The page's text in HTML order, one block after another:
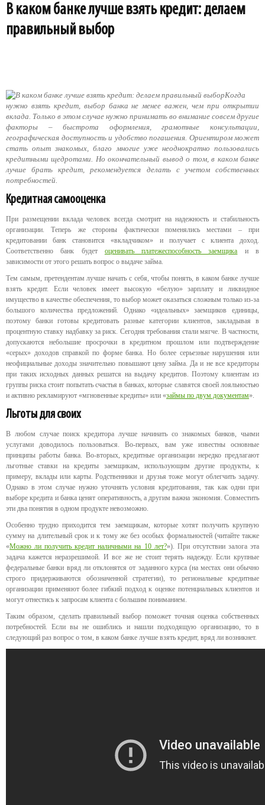
В каком банке лучше взять кредит: делаем
правильный выбор
Когда
нужно взять кредит, выбор банка не менее важен, чем при открытии
вклада. Только в этом случае нужно принимать во внимание совсем другие
факторы – быстрота оформления, грамотные консультации,
географическая доступность и удобство погашения. Ориентиром может
стать опыт знакомых, благо многие уже неоднократно пользовались
кредитными щедротами. Но окончательный вывод о том, в каком банке
лучше брать кредит, рекомендуется делать с учетом собственных
потребностей.
Кредитная самооценка
При размещении вклада человек всегда смотрит на надежность и стабильность
организации. Теперь же стороны фактически поменялись местами – при
кредитовании банк становится «вкладчиком» и получает с клиента доход.
Соответственно банк будет оценивать платежеспособность заемщика и в
зависимости от этого решать вопрос о выдаче займа.
Тем самым, претендентам лучше начать с себя, чтобы понять, в каком банке лучше
взять кредит. Если человек имеет высокую «белую» зарплату и ликвидное
имущество в качестве обеспечения, то выбор может оказаться сложным только из-за
большого количества предложений. Однако «идеальных» заемщиков единицы,
поэтому банки готовы кредитовать разные категории клиентов, закладывая в
процентную ставку надбавку за риск. Сегодня требования стали мягче. В частности,
допускаются небольшие просрочки в кредитном прошлом или подтверждение
«серых» доходов справкой по форме банка. Но более серьезные нарушения или
неофициальные доходы значительно повышают цену займа. Да и не все кредиторы
при таких исходных данных решатся на выдачу кредитов. Поэтому клиентам из
группы риска стоит попытать счастья в банках, которые славятся своей лояльностью
и активно рекламируют «мгновенные кредиты» или «займы по двум документам».
Льготы для своих
В любом случае поиск кредитора лучше начинать со знакомых банков, чьими
услугами доводилось пользоваться. Во-первых, вам уже известны основные
принципы работы банка. Во-вторых, кредитные организации нередко предлагают
льготные ставки на кредиты заемщикам, использующим другие продукты, к
примеру, вклады или карты. Родственники и друзья тоже могут облегчить задачу.
Однако в этом случае нужно уточнять условия кредитования, так как одни при
выборе кредита и банка ценят оперативность, а другим важна экономия. Совместить
эти два понятия в одном продукте невозможно.
Особенно трудно приходится тем заемщикам, которые хотят получить крупную
сумму на длительный срок и к тому же без особых формальностей (читайте также
«Можно ли получить кредит наличными на 10 лет?»). При отсутствии залога эта
задача кажется неразрешимой. И все же не стоит терять надежду. Если крупные
федеральные банки вряд ли отклонятся от заданного курса (на местах они обычно
строго придерживаются обозначенной стратегии), то региональные кредитные
организации применяют более гибкий подход к оценке потенциальных клиентов и
могут отнестись к запросам клиента с большим пониманием.
Таким образом, сделать правильный выбор поможет точная оценка собственных
потребностей. Если вы не ошиблись и нашли подходящую организацию, то в
следующий раз вопрос о том, в каком банке лучше взять кредит, вряд ли возникнет.